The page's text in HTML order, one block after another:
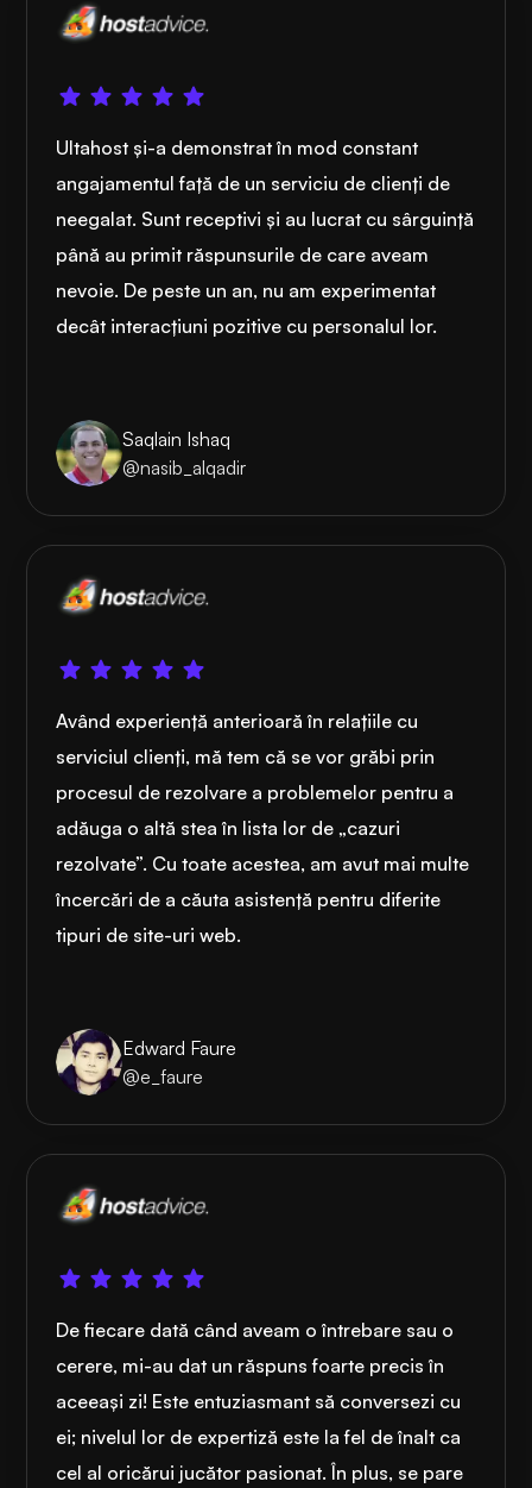
Ultahost și-a demonstrat în mod constant
angajamentul față de un serviciu de clienți de
neegalat. Sunt receptivi și au lucrat cu sârguință
până au primit răspunsurile de care aveam
nevoie. De peste un an, nu am experimentat
decât interacțiuni pozitive cu personalul lor.
Saqlain Ishaq
@nasib_alqadir
Având experiență anterioară în relațiile cu
serviciul clienți, mă tem că se vor grăbi prin
procesul de rezolvare a problemelor pentru a
adăuga o altă stea în lista lor de „cazuri
rezolvate”. Cu toate acestea, am avut mai multe
încercări de a căuta asistență pentru diferite
tipuri de site-uri web.
Edward Faure
@e_faure
De fiecare dată când aveam o întrebare sau o
cerere, mi-au dat un răspuns foarte precis în
aceeași zi! Este entuziasmant să conversezi cu
ei; nivelul lor de expertiză este la fel de înalt ca
cel al oricărui jucător pasionat. În plus, se pare